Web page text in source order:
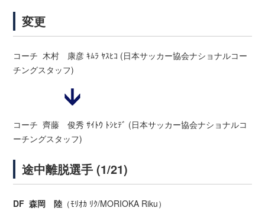
変更
コーチ 木村 康彦 ｷﾑﾗ ﾔｽﾋｺ (日本サッカー協会ナショナルコー
チングスタッフ)
コーチ 齊藤 俊秀 ｻｲﾄｳ ﾄｼﾋﾃﾞ (日本サッカー協会ナショナルコ
ーチングスタッフ)
途中離脱選手 (1/21)
DF 森岡 陸 （ﾓﾘｵｶ ﾘｸ/MORIOKA Riku）